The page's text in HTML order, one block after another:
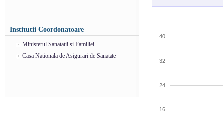
Institutii Coordonatoare
Ministerul Sanatatii si Familiei
Casa Nationala de Asigurari de Sanatate
16
24
32
40